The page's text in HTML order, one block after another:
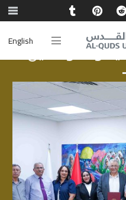
Englishوالموظفين